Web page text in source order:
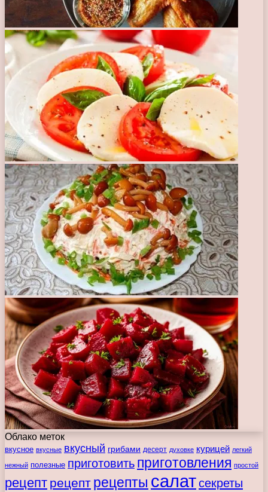
Облако меток
вкусное вкусные вкусный грибами десерт духовке курицей легкий
нежный полезные приготовить приготовления простой
рецепт рецепт рецепты салатсекреты